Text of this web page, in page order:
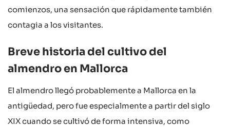
comienzos, una sensación que rápidamente también
contagia a los visitantes.
Breve historia del cultivo del
almendro en Mallorca
El almendro llegó probablemente a Mallorca en la
antigüedad, pero fue especialmente a partir del siglo
XIX cuando se cultivó de forma intensiva, como